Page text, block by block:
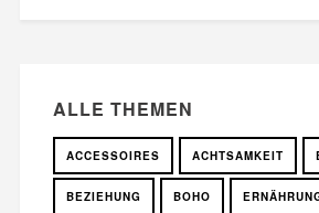
ALLE THEMEN
ACCESSOIRES ACHTSAMKEIT
BEZIEHUNG BOHO